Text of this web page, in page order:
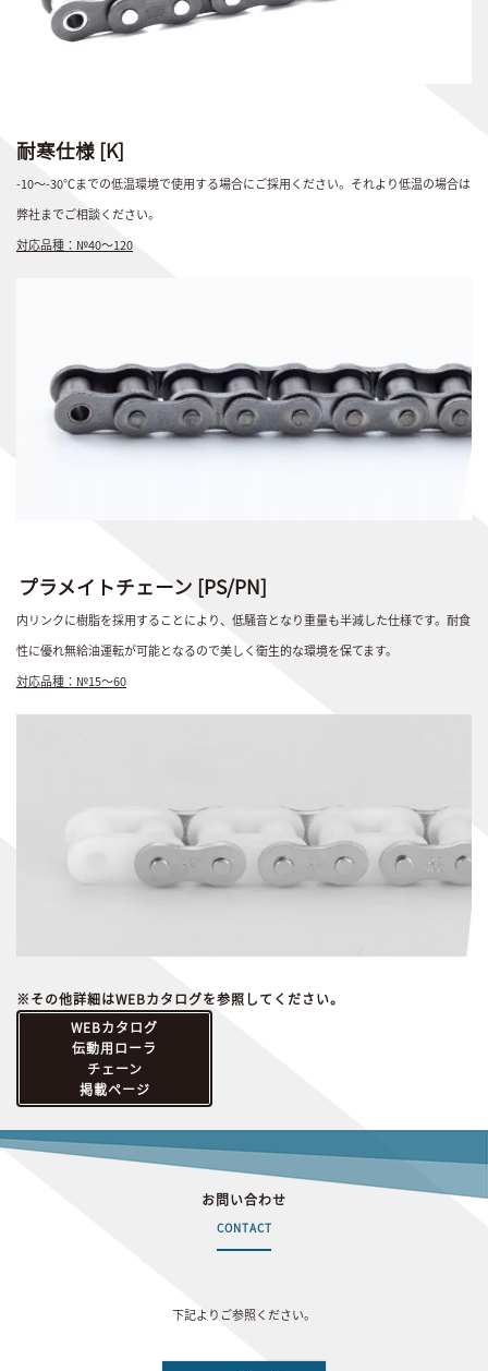
耐寒仕様 [K]
-10～-30℃までの低温環境で使用する場合にご採用ください。それより低温の場合は
弊社までご相談ください。
対応品種：№40～120
プラメイトチェーン [PS/PN]
内リンクに樹脂を採用することにより、低騒音となり重量も半減した仕様です。耐食
性に優れ無給油運転が可能となるので美しく衛生的な環境を保てます。
対応品種：№15～60
※その他詳細はWEBカタログを参照してください。
WEBカタログ
伝動用ローラ
チェーン
掲載ページ
お問い合わせ
CONTACT
下記よりご参照ください。